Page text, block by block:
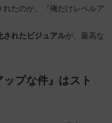
たのが、『俺だけレベルア
されたビジュアルが、最高な
ップな件』はスト